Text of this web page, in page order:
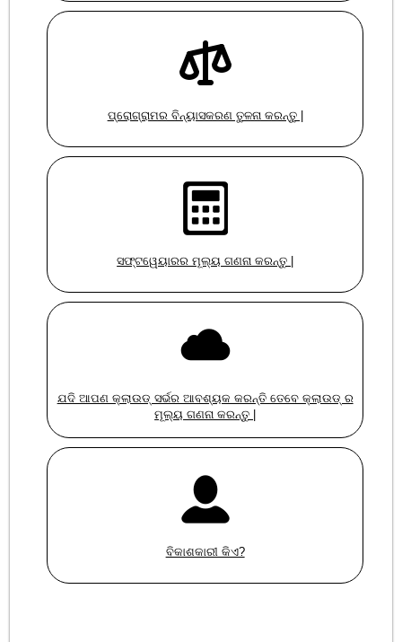
ପ୍ରୋଗ୍ରାମର ବିନ୍ୟାସକରଣ ତୁଳନା କରନ୍ତୁ |
ସଫ୍ଟୱେୟାରର ମୂଲ୍ୟ ଗଣନା କରନ୍ତୁ |
ଯଦି ଆପଣ କ୍ଲାଉଡ୍ ସର୍ଭର ଆବଶ୍ୟକ କରନ୍ତି ତେବେ କ୍ଲାଉଡ୍ ର
ମୂଲ୍ୟ ଗଣନା କରନ୍ତୁ |
ବିକାଶକାରୀ କିଏ?